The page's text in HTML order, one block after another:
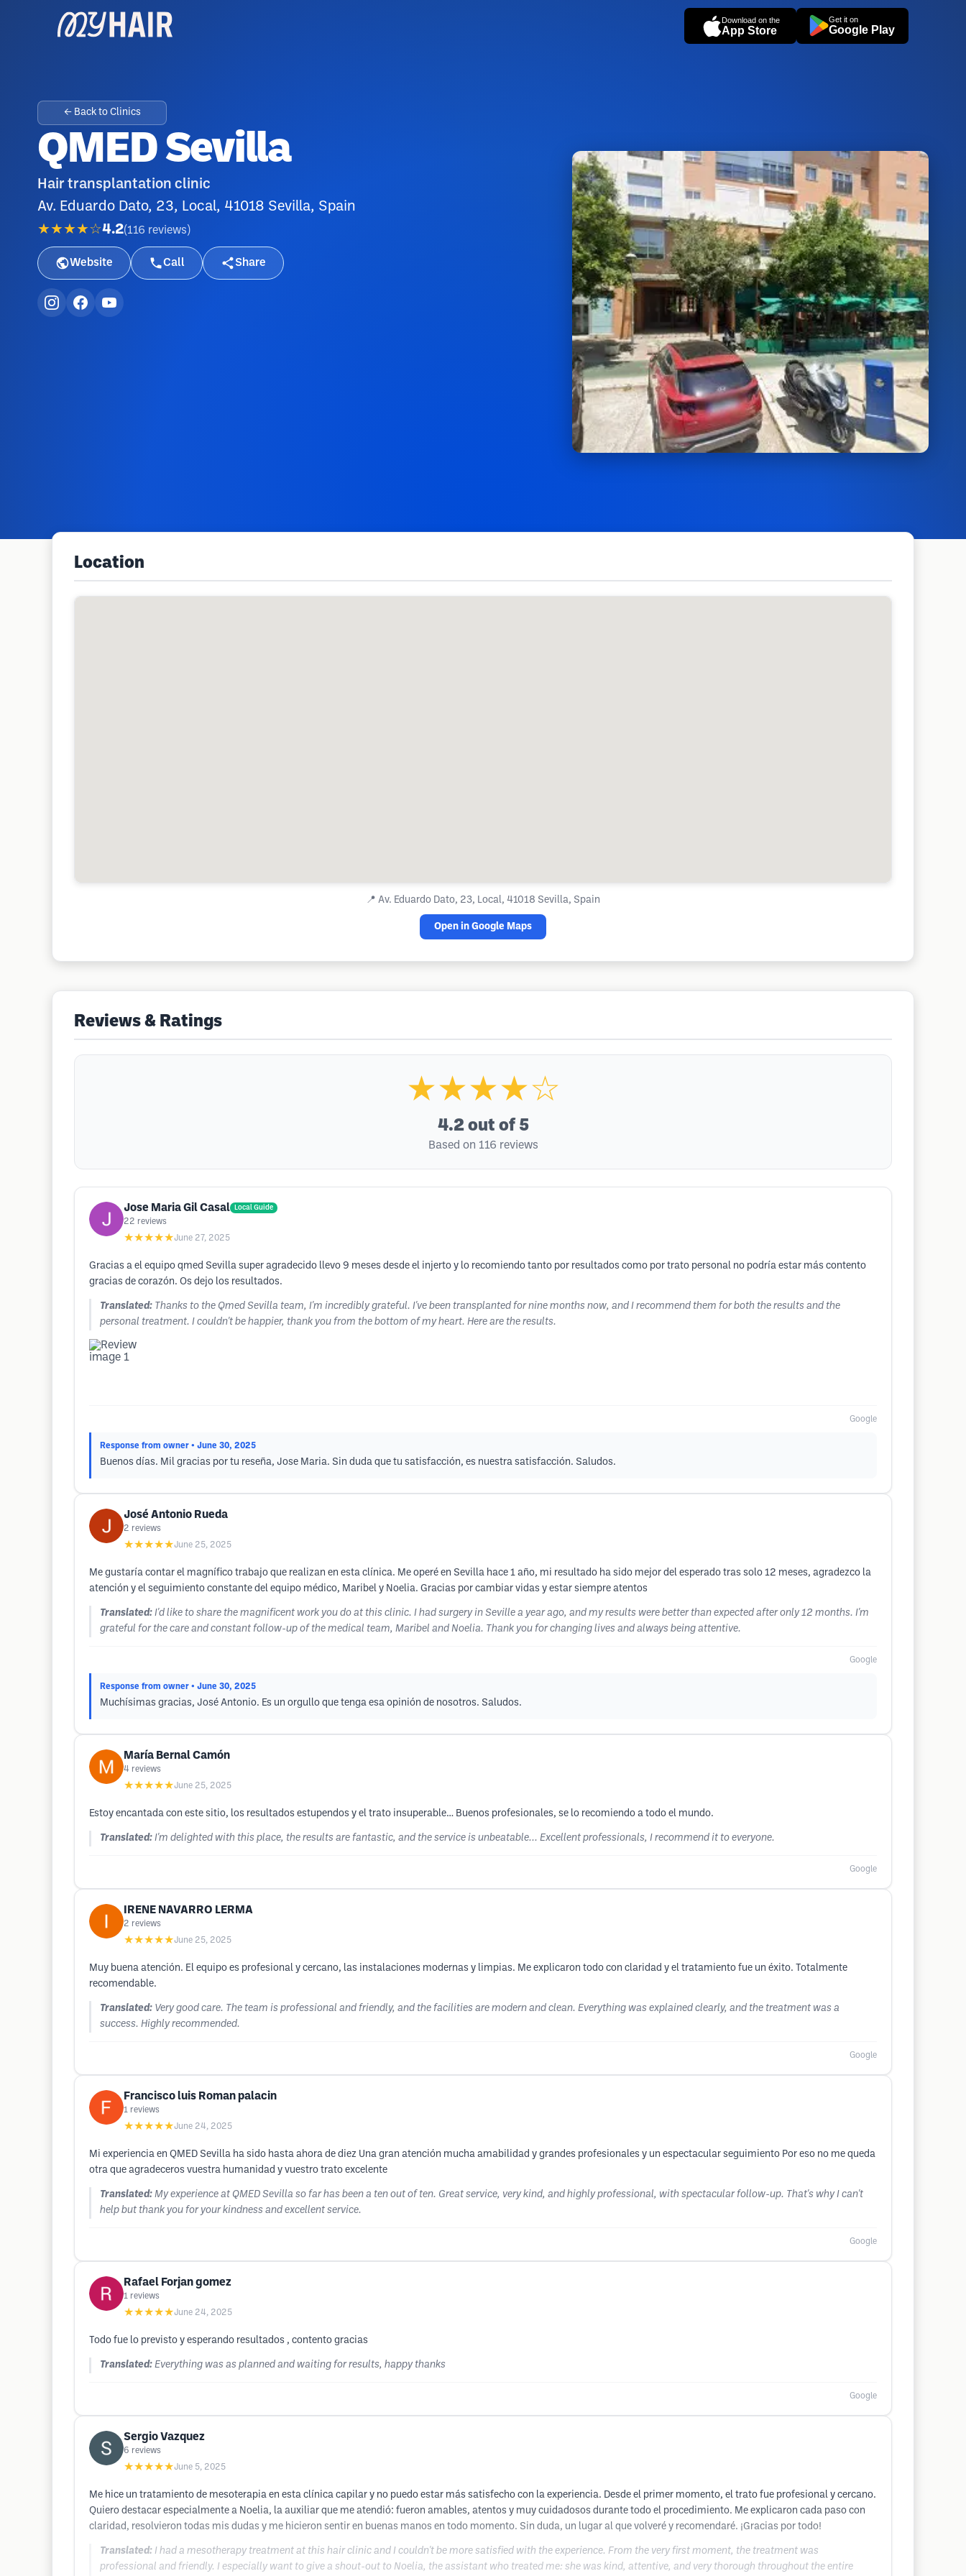
Download on the
App Store
Get it on
Google Play
← Back to Clinics
QMED Sevilla
Hair transplantation clinic
Av. Eduardo Dato, 23, Local, 41018 Sevilla, Spain
★★★★☆4.2(116 reviews )
Website Call Share
Location
📍 Av. Eduardo Dato, 23, Local, 41018 Sevilla, Spain
Open in Google Maps
Reviews & Ratings
★★★★☆
4.2 out of 5
Based on 116 reviews
Jose Maria Gil Casal Local Guide
22 reviews
★★★★★June 27, 2025
Gracias a el equipo qmed Sevilla super agradecido llevo 9 meses desde el injerto y lo recomiendo tanto por resultados como por trato personal no podría estar más contento
gracias de corazón. Os dejo los resultados.
Translated: Thanks to the Qmed Sevilla team, I'm incredibly grateful. I've been transplanted for nine months now, and I recommend them for both the results and the
personal treatment. I couldn't be happier, thank you from the bottom of my heart. Here are the results.
Google
Response from owner • June 30, 2025
Buenos días. Mil gracias por tu reseña, Jose Maria. Sin duda que tu satisfacción, es nuestra satisfacción. Saludos.
José Antonio Rueda
2 reviews
★★★★★June 25, 2025
Me gustaría contar el magnífico trabajo que realizan en esta clínica. Me operé en Sevilla hace 1 año, mi resultado ha sido mejor del esperado tras solo 12 meses, agradezco la
atención y el seguimiento constante del equipo médico, Maribel y Noelia. Gracias por cambiar vidas y estar siempre atentos
Translated: I'd like to share the magnificent work you do at this clinic. I had surgery in Seville a year ago, and my results were better than expected after only 12 months. I'm
grateful for the care and constant follow-up of the medical team, Maribel and Noelia. Thank you for changing lives and always being attentive.
Google
Response from owner • June 30, 2025
Muchísimas gracias, José Antonio. Es un orgullo que tenga esa opinión de nosotros. Saludos.
María Bernal Camón
4 reviews
★★★★★June 25, 2025
Estoy encantada con este sitio, los resultados estupendos y el trato insuperable… Buenos profesionales, se lo recomiendo a todo el mundo.
Translated: I'm delighted with this place, the results are fantastic, and the service is unbeatable... Excellent professionals, I recommend it to everyone.
Google
IRENE NAVARRO LERMA
2 reviews
★★★★★June 25, 2025
Muy buena atención. El equipo es profesional y cercano, las instalaciones modernas y limpias. Me explicaron todo con claridad y el tratamiento fue un éxito. Totalmente
recomendable.
Translated: Very good care. The team is professional and friendly, and the facilities are modern and clean. Everything was explained clearly, and the treatment was a
success. Highly recommended.
Google
Francisco luis Roman palacin
1 reviews
★★★★★June 24, 2025
Mi experiencia en QMED Sevilla ha sido hasta ahora de diez Una gran atención mucha amabilidad y grandes profesionales y un espectacular seguimiento Por eso no me queda
otra que agradeceros vuestra humanidad y vuestro trato excelente
Translated: My experience at QMED Sevilla so far has been a ten out of ten. Great service, very kind, and highly professional, with spectacular follow-up. That's why I can't
help but thank you for your kindness and excellent service.
Google
Rafael Forjan gomez
1 reviews
★★★★★June 24, 2025
Todo fue lo previsto y esperando resultados , contento gracias
Translated: Everything was as planned and waiting for results, happy thanks
Google
Sergio Vazquez
6 reviews
★★★★★June 5, 2025
Me hice un tratamiento de mesoterapia en esta clínica capilar y no puedo estar más satisfecho con la experiencia. Desde el primer momento, el trato fue profesional y cercano.
Quiero destacar especialmente a Noelia, la auxiliar que me atendió: fueron amables, atentos y muy cuidadosos durante todo el procedimiento. Me explicaron cada paso con
claridad, resolvieron todas mis dudas y me hicieron sentir en buenas manos en todo momento. Sin duda, un lugar al que volveré y recomendaré. ¡Gracias por todo!
Translated: I had a mesotherapy treatment at this hair clinic and I couldn't be more satisfied with the experience. From the very first moment, the treatment was
professional and friendly. I especially want to give a shout-out to Noelia, the assistant who treated me: she was kind, attentive, and very thorough throughout the entire